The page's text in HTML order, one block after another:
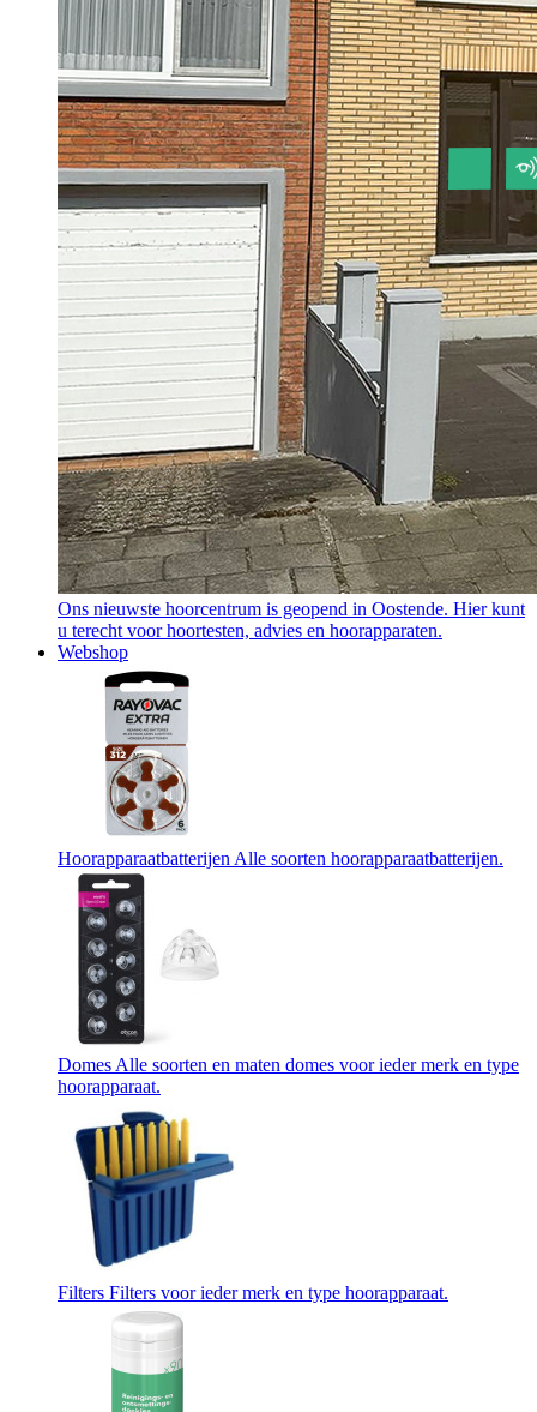
Ons nieuwste hoorcentrum is geopend in Oostende. Hier kunt
u terecht voor hoortesten, advies en hoorapparaten.
Webshop
Hoorapparaatbatterijen Alle soorten hoorapparaatbatterijen.
Domes Alle soorten en maten domes voor ieder merk en type
hoorapparaat.
Filters Filters voor ieder merk en type hoorapparaat.